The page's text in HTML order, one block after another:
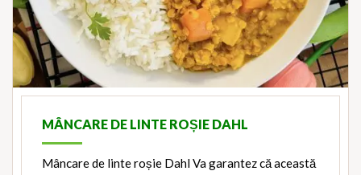
MÂNCARE DE LINTE ROȘIE DAHL
Mâncare de linte roșie Dahl Va garantez că această